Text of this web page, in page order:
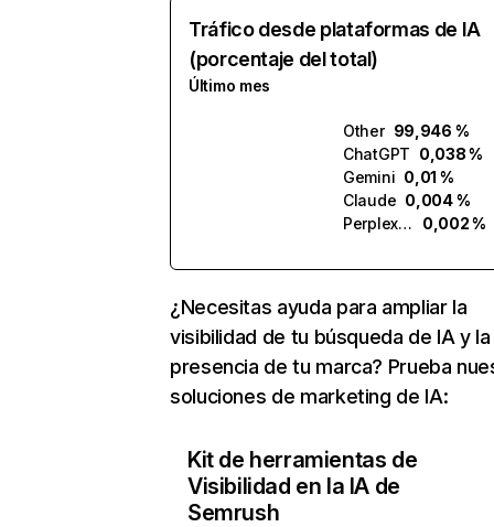
Tráfico desde plataformas de IA
(porcentaje del total)
Último mes
Other 99,946 %
ChatGPT 0,038 %
Gemini 0,01 %
Claude 0,004 %
Perplexity
0,002 %
¿Necesitas ayuda para ampliar la
visibilidad de tu búsqueda de IA y la
presencia de tu marca? Prueba
soluciones de marketing de IA:
Kit de herramientas de
Visibilidad en la IA de
Semrush